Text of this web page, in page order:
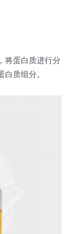
将蛋白质进行分
质组分。